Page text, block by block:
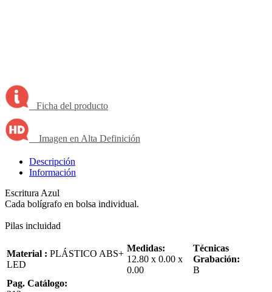
Ficha del producto
Imagen en Alta Definición
Descripción
Información
Escritura Azul
Cada bolígrafo en bolsa individual.
Pilas incluidad
Material : PLÁSTICO ABS+
LED
Medidas:
12.80 x 0.00 x
0.00
Técnicas
Grabación:
B
Pag. Catálogo: